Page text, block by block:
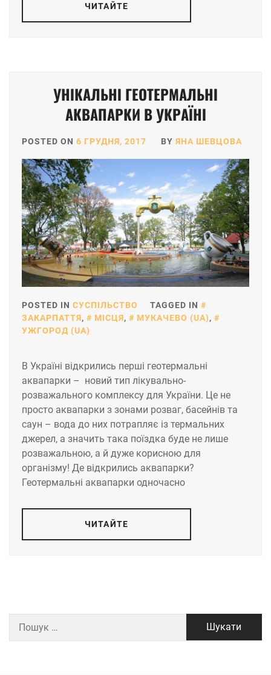
ЧИТАЙТЕ
УНІКАЛЬНІ ГЕОТЕРМАЛЬНІ
АКВАПАРКИ В УКРАЇНІ
POSTED ON 6 ГРУДНЯ, 2017 BY ЯНА ШЕВЦОВА
POSTED IN СУСПІЛЬСТВО
TAGGED IN
ЗАКАРПАТТЯ, МІСЦЯ, МУКАЧЕВО (UA),
УЖГОРОД (UA)
В Україні відкрились перші геотермальні
аквапарки – новий тип лікувально-
розважального комплексу для України. Це не
просто аквапарки з зонами розваг, басейнів та
саун – вода до них потрапляє із термальних
джерел, а значить така поїздка буде не лише
розважальною, а й дуже корисною для
організму! Де відкрились аквапарки?
Геотермальні аквапарки одночасно
ЧИТАЙТЕ